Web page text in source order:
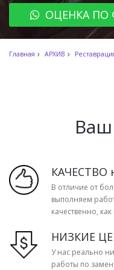
ОЦЕНКА ПО
Главная АРХИВ
КАЧЕСТВО
В отличие от
выполняем
качественно,
НИЗКИЕ
У нас реально
работы по